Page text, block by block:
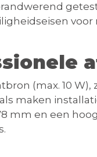
(max. 10 W),
maken
mm en een